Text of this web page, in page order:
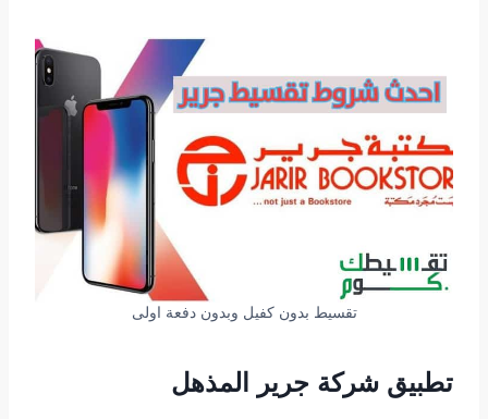
تقسيط بدون كفيل وبدون دفعة اولى
تطبيق شركة جرير المذهل